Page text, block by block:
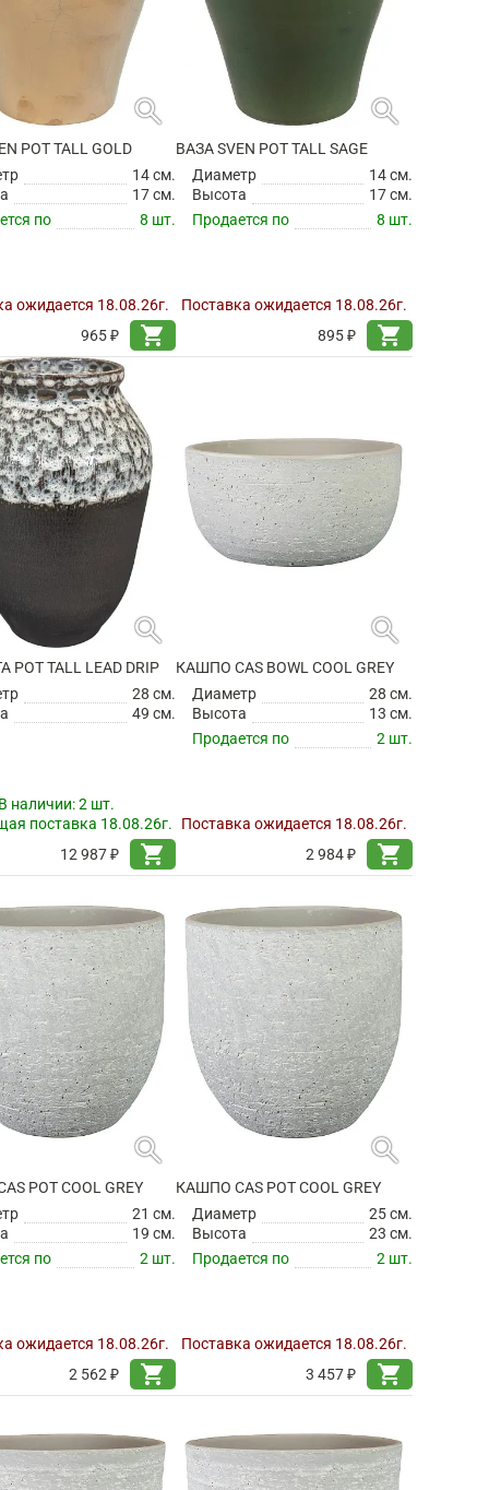
search
POT TALL GOLD
14 см.
17 см.
по
8 шт.
ожидается 18.08.26г.
965 ₽
shopping_cart
search
ВАЗА SVEN POT TALL SAGE
Диаметр
14 см.
Высота
17 см.
Продается по
8 шт.
Поставка ожидается 18.08.26г.
895 ₽
shopping_cart
search
POT TALL LEAD DRIP
28 см.
49 см.
наличии:2 шт.
поставка 18.08.26г.
12 987 ₽
shopping_cart
search
КАШПО CAS BOWL COOL GREY
Диаметр
28 см.
Высота
13 см.
Продается по
2 шт.
Поставка ожидается 18.08.26г.
2 984 ₽
shopping_cart
search
POT COOL GREY
21 см.
19 см.
по
2 шт.
ожидается 18.08.26г.
2 562 ₽
shopping_cart
search
КАШПО CAS POT COOL GREY
Диаметр
25 см.
Высота
23 см.
Продается по
2 шт.
Поставка ожидается 18.08.26г.
3 457 ₽
shopping_cart